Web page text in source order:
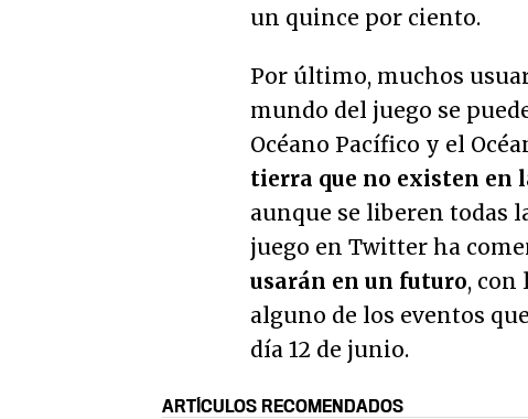
un quince por ciento.
Por último, muchos
mundo del juego se
Océano Pacífico y el
tierra que no existen en
aunque se liberen todas
juego en Twitter ha
usarán en un futuro, con
alguno de los eventos
día 12 de junio.
ARTÍCULOS RECOMENDADOS